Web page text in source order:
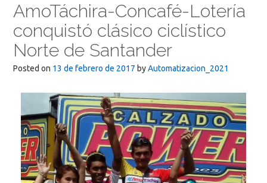
AmoTáchira-Concafé-Lotería
conquistó clásico ciclístico
Norte de Santander
Posted on 13 de febrero de 2017 byAutomatizacion_2021